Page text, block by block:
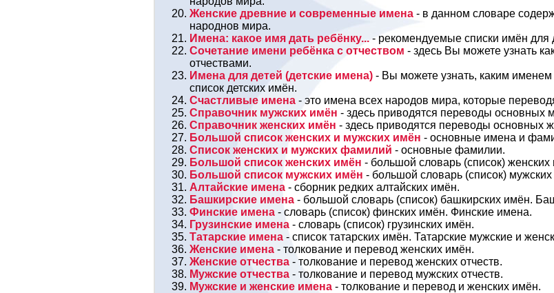
Женские древние и современные имена - в данном словаре
народнов мира.
Имена: какое имя дать ребёнку... - рекомендуемые списки имён для
Сочетание имени ребёнка с отчеством - здесь Вы можете узнать
отчествами.
Имена для детей (детские имена) - Вы можете узнать, каким
список детских имён.
Счастливые имена - это имена всех народов мира, которые
Справочник мужских имён - здесь приводятся переводы основных
Справочник женских имён - здесь приводятся переводы основных
Большой список женских и мужских имён - основные имена и
Список женских и мужских фамилий - основные фамилии.
Большой список женских имён - большой словарь (список) женских
Большой список мужских имён - большой словарь (список)
Алтайские имена - сборник редких алтайских имён.
Башкирские имена - большой словарь (список) башкирских имён.
Финские имена - словарь (список) финских имён. Финские имена.
Грузинские имена - словарь (список) грузинских имён.
Татарские имена - список татарских имён. Татарские мужские и
Женские имена - толкование и перевод женских имён.
Женские отчества - толкование и перевод женских отчеств.
Мужские отчества - толкование и перевод мужских отчеств.
Мужские и женские имена - толкование и перевод и женских имён.